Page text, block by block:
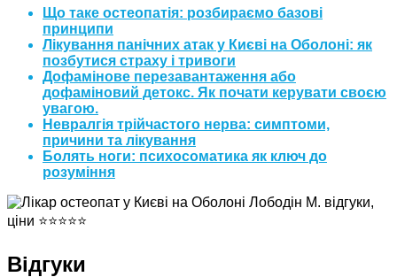
Що таке остеопатія: розбираємо базові
принципи
Лікування панічних атак у Києві на Оболоні: як
позбутися страху і тривоги
Дофамінове перезавантаження або
дофаміновий детокс. Як почати керувати своєю
увагою.
Невралгія трійчастого нерва: симптоми,
причини та лікування
Болять ноги: психосоматика як ключ до
розуміння
Відгуки